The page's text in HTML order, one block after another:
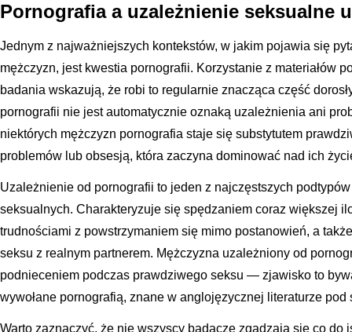
Pornografia a uzależnienie seksualne
Jednym z najważniejszych kontekstów, w jakim pojawia się
mężczyzn, jest kwestia pornografii. Korzystanie z materiałów
badania wskazują, że robi to regularnie znacząca część
pornografii nie jest automatycznie oznaką uzależnienia ani
niektórych mężczyzn pornografia staje się substytutem
problemów lub obsesją, która zaczyna dominować nad ich
Uzależnienie od pornografii to jeden z najczęstszych
seksualnych. Charakteryzuje się spędzaniem coraz większej
trudnościami z powstrzymaniem się mimo postanowień, a
seksu z realnym partnerem. Mężczyzna uzależniony od
podnieceniem podczas prawdziwego seksu — zjawisko to
wywołane pornografią, znane w anglojęzycznej literaturze pod
Warto zaznaczyć, że nie wszyscy badacze zgadzają się co